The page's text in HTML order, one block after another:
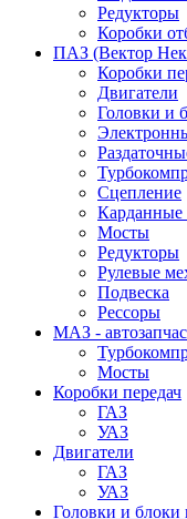
Редукторы
Коробки
ПАЗ (Вектор
Коробки
Двигатели
Головки и
Сцепление
Карданные
Мосты
Редукторы
Рулевые
Подвеска
Рессоры
МАЗ -
Мосты
Коробки передач
ГАЗ
УАЗ
Двигатели
ГАЗ
УАЗ
Головки и блоки